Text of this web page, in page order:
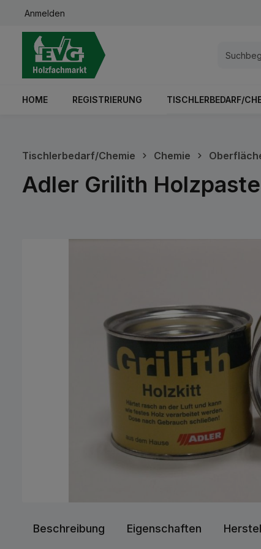
Zur Hauptnavigation springen
Anmelden
HOME REGISTRIERUNG TISCHLERBEDARF/
Tischlerbedarf/Chemie Chemie
Adler Grilith
Beschreibung Eigenschaften